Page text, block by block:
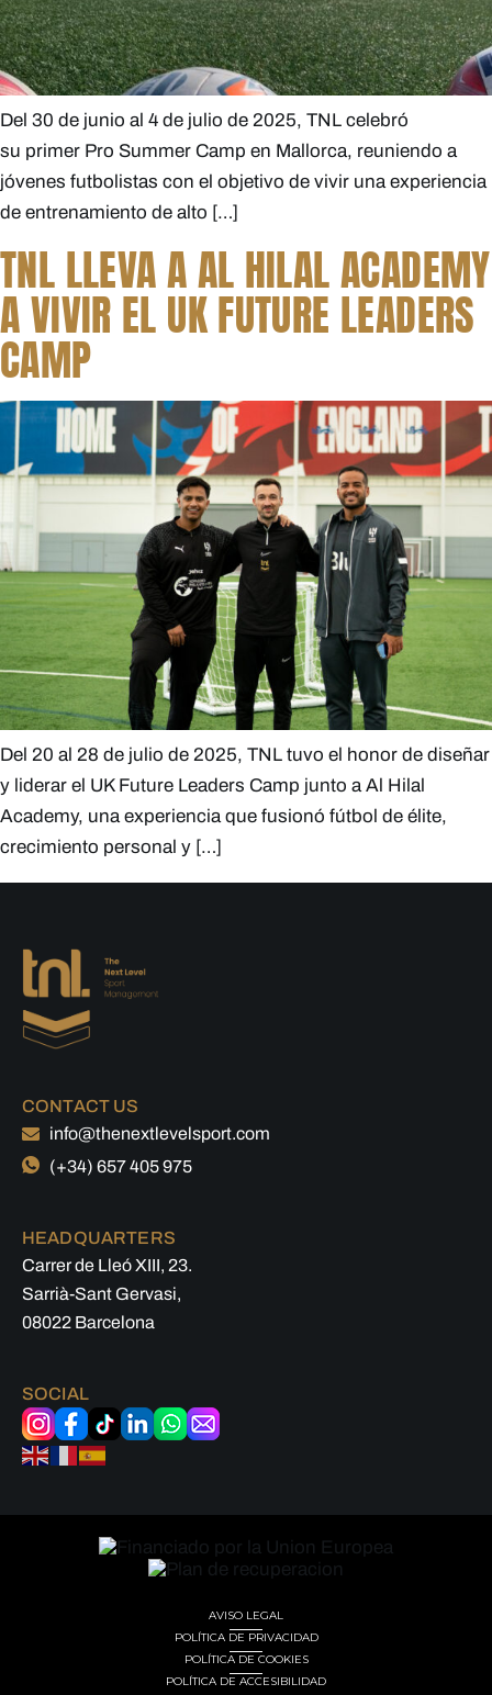
Del 30 de junio al 4 de julio de 2025, TNL celebró
su primer Pro Summer Camp en Mallorca, reuniendo a
jóvenes futbolistas con el objetivo de vivir una experiencia
de entrenamiento de alto […]
TNL LLEVA A AL HILAL ACADEMY
A VIVIR EL UK FUTURE LEADERS
CAMP
Del 20 al 28 de julio de 2025, TNL tuvo el honor de diseñar
y liderar el UK Future Leaders Camp junto a Al Hilal
Academy, una experiencia que fusionó fútbol de élite,
crecimiento personal y […]
CONTACT US
info@thenextlevelsport.com
(+34) 657 405 975
HEADQUARTERS
Carrer de Lleó XIII, 23.
Sarrià-Sant Gervasi,
08022 Barcelona
SOCIAL
AVISO LEGAL
POLÍTICA DE PRIVACIDAD
POLÍTICA DE COOKIES
POLÍTICA DE ACCESIBILIDAD